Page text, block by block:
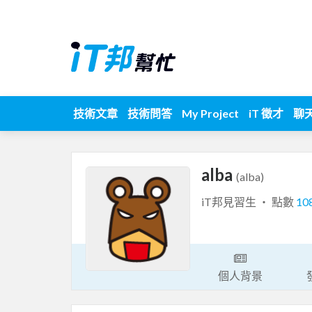
技術文章 技術問答 My Project iT 徵才 聊
alba (alba)
iT邦見習生 ‧ 點數
個人背景